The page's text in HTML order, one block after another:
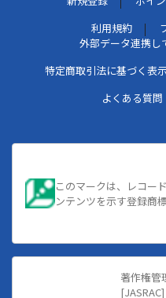
利用規約
外部データ連携し
特定商取引法に基づく表
よくある質問
このマークは、レコー
ンテンツを示す登録商
著作権管
[JASRAC]